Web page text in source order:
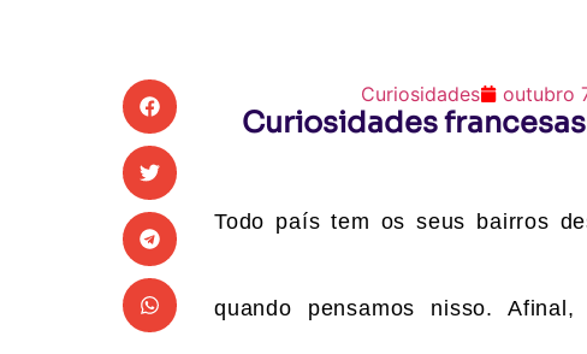
Curiosidades outubro
Curiosidades
Todo país tem os seus bairros
quando pensamos nisso.